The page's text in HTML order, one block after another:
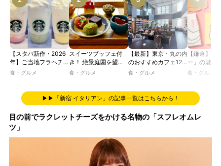
【スタバ新作・2026
年】ご当地フラペチー
ノが新登場！ 地域と
JIMOTO
PROGRAM」が青
森・群馬・沖縄で始
動。6種類を飲んで実
食レポート
食・グルメ
スイーツブッフェ付
き！ 絶景庭園を望む
ホテルレストランで味
ツトレンドVol.105】
食・グルメ
【最新】東京・丸の内
のおすすめカフェ12
選｜ひとりでゆったり
るカフェ、優雅なホテ
ルラウンジまで！
食・グルメ
【鎌倉】「
ー」の魅力
説！ 定番商
食・グルメ
▶▶「新宿 イタリアン」の記事一覧はこちらから！
目の前でラクレットチーズをかける名物の「スフレオムレ
ツ」